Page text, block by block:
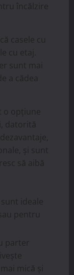
încălzire
casele cu
cu etaj.
sunt mai
a cădea
o opțiune
datorită
și sunt
să aibă
ideale
pentru
parter
mică și